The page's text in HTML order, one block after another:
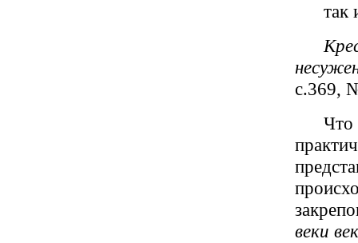
так
с.369,
веки